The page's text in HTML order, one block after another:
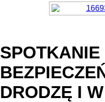
DRODZĘ I